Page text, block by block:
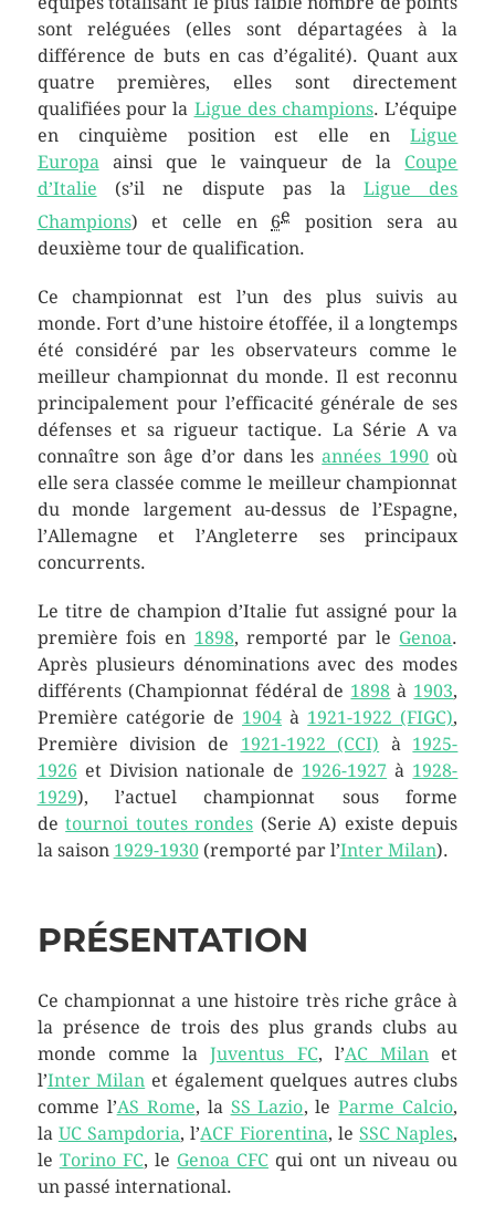
sont reléguées (elles sont départagées à la
différence de buts en cas d’égalité). Quant aux
quatre premières, elles sont directement
qualifiées pour la Ligue des champions. L’équipe
en cinquième position est elle enLigue
Europaainsi que le vainqueur de la Coupe
d’Italie (s’il ne dispute pas la Ligue des
Champions) et celle en 6e position sera au
deuxième tour de qualification.
Ce championnat est l’un des plus suivis au
monde. Fort d’une histoire étoffée, il a longtemps
été considéré par les observateurs comme le
meilleur championnat du monde. Il est reconnu
principalement pour l’efficacité générale de ses
défenses et sa rigueur tactique. La Série A va
connaître son âge d’or dans lesannées 1990 où
elle sera classée comme le meilleur championnat
du monde largement au-dessus de l’Espagne,
l’Allemagne et l’Angleterre ses principaux
concurrents.
Le titre de champion d’Italie fut assigné pour la
première fois en 1898, remporté par le Genoa.
Après plusieurs dénominations avec des modes
différents (Championnat fédéral de 1898 à 1903,
Première catégorie de 1904 à 1921-1922 (FIGC),
Première division de 1921-1922 (CCI) à 1925-
1926 et Division nationale de 1926-1927 à 1928-
1929), l’actuel championnat sous forme
detournoi toutes rondes (Serie A) existe depuis
la saison 1929-1930(remporté par l’Inter Milan).
PRÉSENTATION
Ce championnat a une histoire très riche grâce à
la présence de trois des plus grands clubs au
monde comme laJuventus FC, l’AC Milan et
l’Inter Milan et également quelques autres clubs
comme l’AS Rome, la SS Lazio, leParme Calcio,
la UC Sampdoria, l’ACF Fiorentina, leSSC Naples,
le Torino FC, le Genoa CFC qui ont un niveau ou
un passé international.